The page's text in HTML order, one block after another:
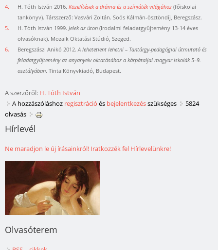
4.
H. Tóth István 2016.Közelítések a dráma és a színjáték világához (főiskolai
tankönyv). Társszerző: Vasvári Zoltán. Soós Kálmán-ösztöndíj, Beregszász.
5.
H. Tóth István 1999.Jelek az úton (Irodalmi feladatgyűjtemény 13-14 éves
olvasóknak). Mozaik Oktatási Stúdió, Szeged.
6.
Beregszászi Anikó 2012.A lehetetlent lehetni – Tantárgy-pedagógiai útmutató és
feladatgyűjtemény az anyanyelv oktatásához a kárpátaljai magyar iskolák 5–9.
osztályában. Tinta Könyvkiadó, Budapest.
A szerzőről: H. Tóth István
A hozzászóláshoz regisztráció és bejelentkezésszükséges
5824
olvasás
Hírlevél
Ne maradjon le új írásainkról! Iratkozzék fel Hírlevelünkre!
Olvasóterem